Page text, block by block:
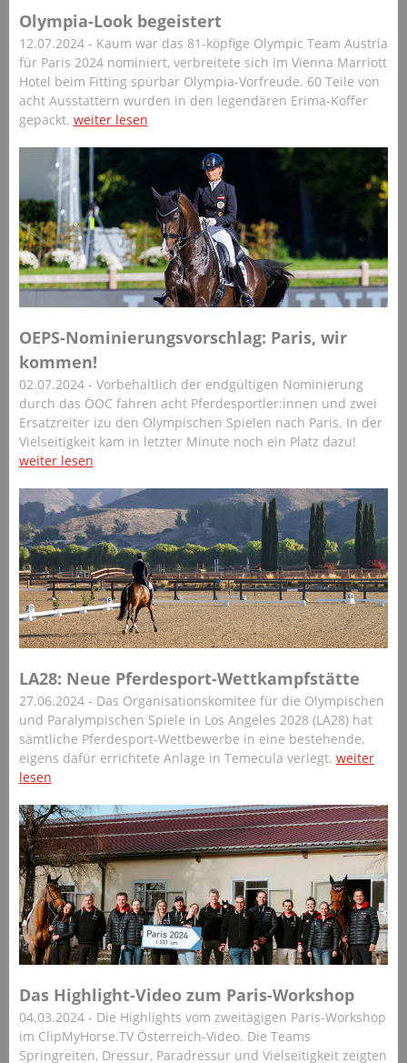
Olympia-Look begeistert
12.07.2024 - Kaum war das 81-köpfige Olympic Team Austria
für Paris 2024 nominiert, verbreitete sich im Vienna Marriott
Hotel beim Fitting spürbar Olympia-Vorfreude. 60 Teile von
acht Ausstattern wurden in den legendären Erima-Koffer
gepackt. weiter lesen
OEPS-Nominierungsvorschlag: Paris, wir
kommen!
02.07.2024 - Vorbehaltlich der endgültigen Nominierung
durch das ÖOC fahren acht Pferdesportler:innen und zwei
Ersatzreiter izu den Olympischen Spielen nach Paris. In der
Vielseitigkeit kam in letzter Minute noch ein Platz dazu!
weiter lesen
LA28: Neue Pferdesport-Wettkampfstätte
27.06.2024 - Das Organisationskomitee für die Olympischen
und Paralympischen Spiele in Los Angeles 2028 (LA28) hat
sämtliche Pferdesport-Wettbewerbe in eine bestehende,
eigens dafür errichtete Anlage in Temecula verlegt. weiter
lesen
Das Highlight-Video zum Paris-Workshop
04.03.2024 - Die Highlights vom zweitägigen Paris-Workshop
im ClipMyHorse.TV Österreich-Video. Die Teams
Springreiten, Dressur, Paradressur und Vielseitigkeit zeigten